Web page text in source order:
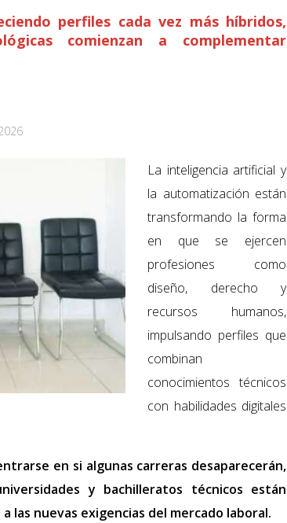
perfiles cada vez más híbridos,
comienzan a complementar
La inteligencia artificial y
la automatización están
transformando la forma
en que se ejercen
profesiones como
diseño, derecho y
recursos humanos,
impulsando perfiles que
combinan
conocimientos técnicos
con habilidades digitales
en si algunas carreras desaparecerán,
y bachilleratos técnicos están
las nuevas exigencias del mercado laboral.